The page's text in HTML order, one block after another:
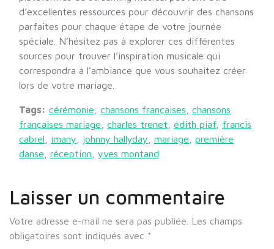
d’excellentes ressources pour découvrir des chansons
parfaites pour chaque étape de votre journée
spéciale. N’hésitez pas à explorer ces différentes
sources pour trouver l’inspiration musicale qui
correspondra à l’ambiance que vous souhaitez créer
lors de votre mariage.
Tags: cérémonie chansons françaises
chansons
françaises mariage
charles trenet édith piaf
francis
cabrel
imany johnny hallyday mariage
première
danse
réception yves montand
Laisser un commentaire
Votre adresse e-mail ne sera pas publiée.
Les champs
obligatoires sont indiqués avec *